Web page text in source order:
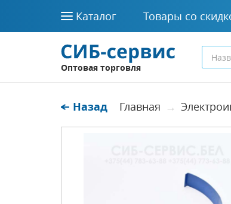
Каталог Товары со
Оптовая торговля
Назад Главная